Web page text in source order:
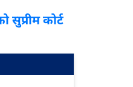
कोर्ट